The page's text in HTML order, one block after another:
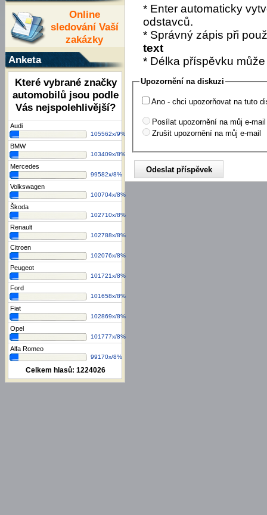
Online
sledování Vaší
zakázky
Anketa
Které vybrané značky
automobilů jsou podle
Vás nejspolehlivější?
Audi
105562x/9%
BMW
103409x/8%
Mercedes
99582x/8%
Volkswagen
100704x/8%
Škoda
102710x/8%
Renault
102788x/8%
Citroen
102076x/8%
Peugeot
101721x/8%
Ford
101658x/8%
Fiat
102869x/8%
Opel
101777x/8%
Alfa Romeo
99170x/8%
Celkem hlasů: 1224026
* Enter automaticky
odstavců.
* Správný zápis při
text
* Délka příspěvku
Upozornění na diskuzi
Ano - chci upozorňovat na tuto
Posílat upozornění na můj e-mail
Zrušit upozornění na můj e-mail